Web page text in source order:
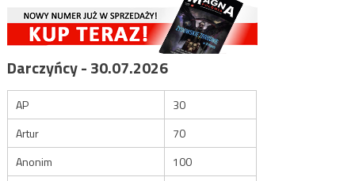
Darczyńcy - 30.07.2026
AP
30
Artur
70
Anonim
100